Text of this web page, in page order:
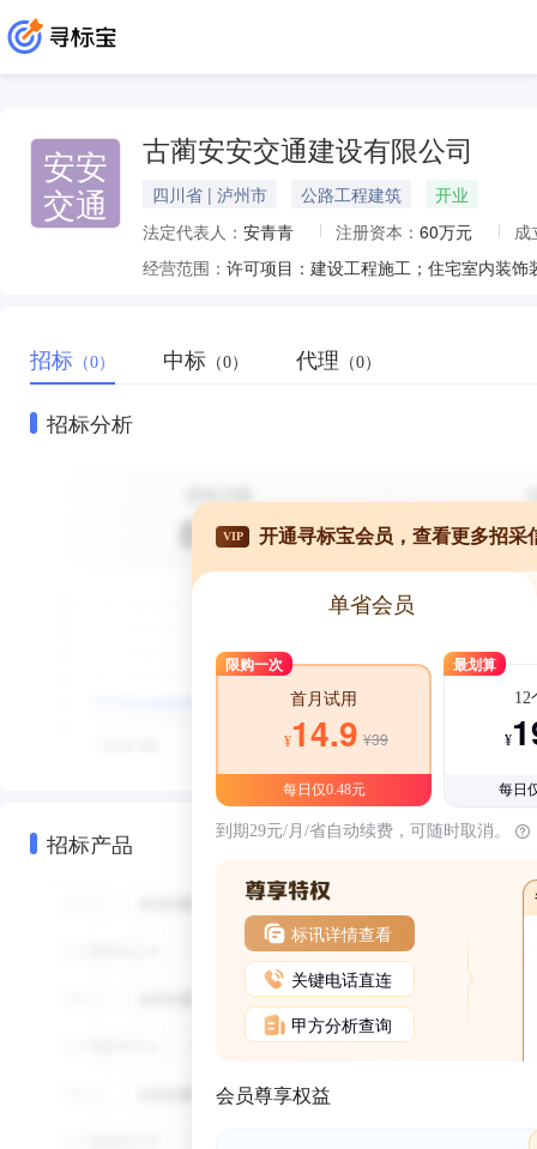
安安
交通
古蔺安安交通建设有限公司
四川省 | 泸州市 公路工程建筑
开业
法定代表人： 安青青 注册资本： 60万元
成
经营范围：
招标 （0） 中标 （0） 代理 （0）
招标分析
招标产品
VIP 开通寻标宝会员，查看更多招采
单省会员
限购一次
首月试用
¥14.9 ¥39
每日仅0.48元
最划算
12
¥
每日
到期29元/月/省自动续费，可随时取消。
标讯详情查看
关键电话直连
甲方分析查询
会员尊享权益